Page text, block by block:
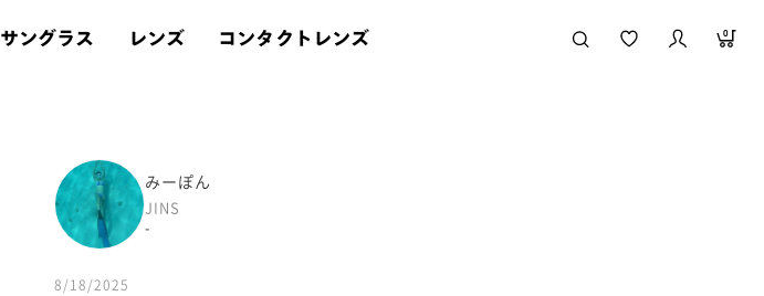
サングラス レンズ コンタクトレンズ 0
みーぽん
JINS
-
8/18/2025